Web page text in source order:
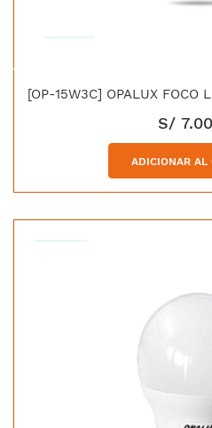
S/ 7.00
ADICIONAR AL